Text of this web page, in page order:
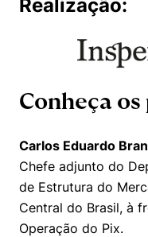
Realização:
Conheça
Carlos Eduardo
Chefe adjunto do
de Estrutura do
Central do Brasil, à
Operação do Pix.